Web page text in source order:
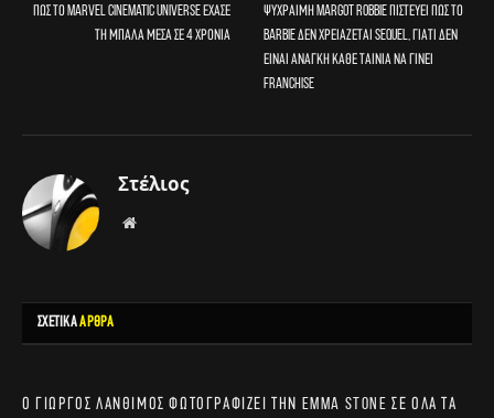
Πώς το Marvel Cinematic Universe έχασε
τη μπάλα μέσα σε 4 χρόνια
Ψύχραιμη Margot Robbie πιστεύει πως το
Barbie δεν χρειάζεται sequel, γιατί δεν
είναι ανάγκη κάθε ταινία να γίνει
franchise
Στέλιος
Website
ΣΧΕΤΙΚΑΑΡΘΡΑ
Ο Γιώργος Λάνθιμος φωτογραφίζει την Emma Stone σε όλα τα